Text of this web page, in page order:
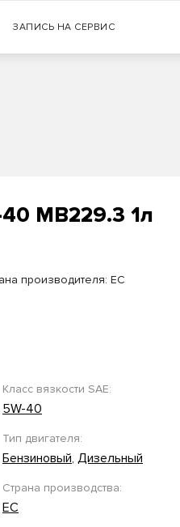
335-77-99
ЗАПИСЬ НА СЕРВИС
MB229.3 1л
производителя: ЕС
Класс вязкости SAE:
5W-40
Тип двигателя:
Бензиновый, Дизельный
Страна производства:
ЕС